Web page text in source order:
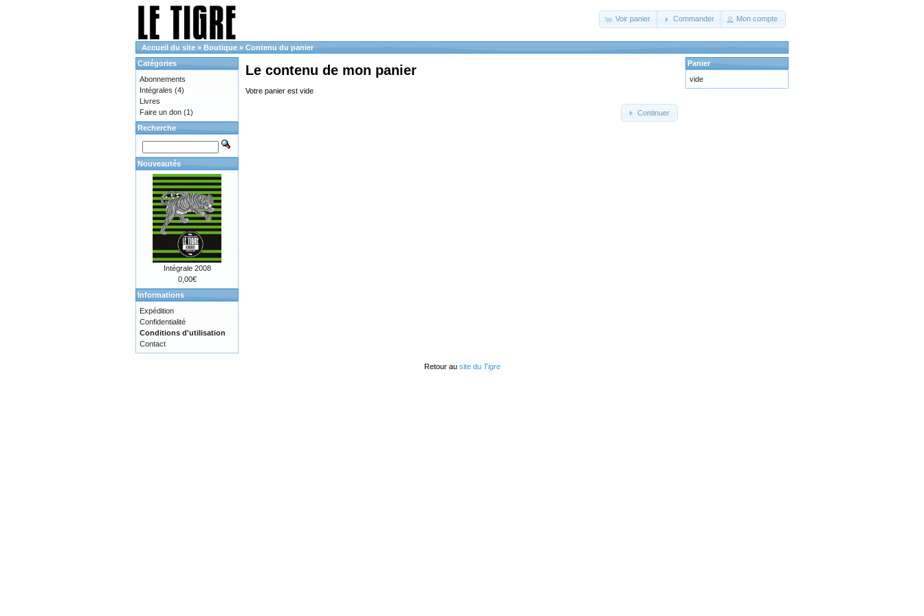
Voir panier Commander Mon compte
Accueil du site » Boutique » Contenu du panier
Le contenu de mon panier
Votre panier est vide
Continuer
Catégories
Abonnements
Intégrales (4)
Livres
Faire un don (1)
Recherche
Nouveautés
Intégrale 2008
0,00€
Informations
Expédition
Confidentialité
Conditions d'utilisation
Contact
Panier
vide
Retour au site du Tigre